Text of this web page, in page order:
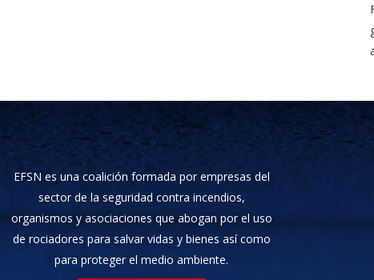
EFSN es una coalición formada por empresas del
sector de la seguridad contra incendios,
organismos y asociaciones que abogan por el uso
de rociadores para salvar vidas y bienes así como
para proteger el medio ambiente.